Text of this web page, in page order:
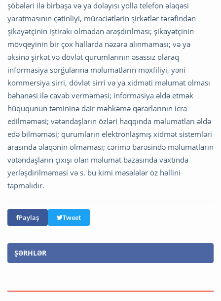
şöbələri ilə birbaşa və ya dolayısı yolla telefon əlaqəsi
yaratmasının çətinliyi, müraciətlərin şirkətlər tərəfindən
şikayətçinin iştirakı olmadan araşdırılması; şikayətçinin
mövqeyinin bir çox hallarda nəzərə alınmaması; və ya
əksinə şirkət və dövlət qurumlarının əsassız olaraq
informasiya sorğularına məlumatların məxfiliyi, yəni
kommersiya sirri, dövlət sirri və ya xidməti məlumat olması
bəhanəsi ilə cavab verməməsi; informasiya əldə etmək
hüququnun təmininə dair məhkəmə qərarlarının icra
edilməməsi; vətəndaşların özləri haqqında məlumatları əldə
edə bilməməsi; qurumların elektronlaşmış xidmət sistemləri
arasında əlaqənin olmaması; cərimə barəsində məlumatların
vətəndaşların çıxışı olan məlumat bazasında vaxtında
yerləşdirilməməsi və s. bu kimi məsələlər öz həllini
tapmalıdır.
Paylaş Tweet
ŞƏRHLƏR